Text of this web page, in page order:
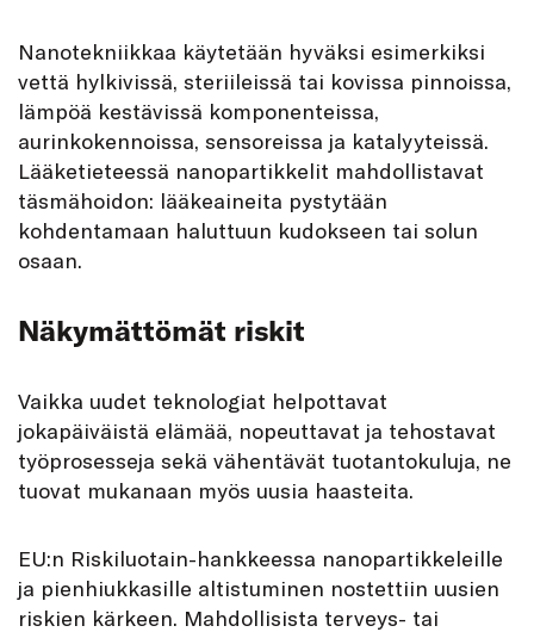
Nanotekniikkaa käytetään hyväksi esimerkiksi
vettä hylkivissä, steriileissä tai kovissa pinnoissa,
lämpöä kestävissä komponenteissa,
aurinkokennoissa, sensoreissa ja katalyyteissä.
Lääketieteessä nanopartikkelit mahdollistavat
täsmähoidon: lääkeaineita pystytään
kohdentamaan haluttuun kudokseen tai solun
osaan.
Näkymättömät riskit
Vaikka uudet teknologiat helpottavat
jokapäiväistä elämää, nopeuttavat ja tehostavat
työprosesseja sekä vähentävät tuotantokuluja, ne
tuovat mukanaan myös uusia haasteita.
EU:n Riskiluotain-hankkeessa nanopartikkeleille
ja pienhiukkasille altistuminen nostettiin uusien
riskien kärkeen. Mahdollisista terveys- tai